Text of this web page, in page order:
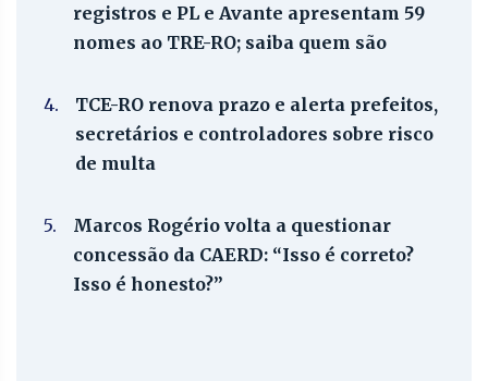
registros e PL e Avante apresentam 59
nomes ao TRE-RO; saiba quem são
4.
TCE-RO renova prazo e alerta prefeitos,
secretários e controladores sobre risco
de multa
5.
Marcos Rogério volta a questionar
concessão da CAERD: “Isso é correto?
Isso é honesto?”